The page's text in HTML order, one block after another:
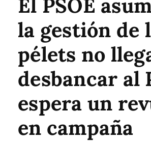
El PSOE
la gestión de
pélets no
desbancar al
espera un
en campaña